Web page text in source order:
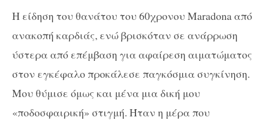
Η είδηση του θανάτου του 60χρονου Maradona από
ανακοπή καρδιάς, ενώ βρισκόταν σε ανάρρωση
ύστερα από επέμβαση για αφαίρεση αιματώματος
στον εγκέφαλο προκάλεσε παγκόσμια συγκίνηση.
Μου θύμισε όμως και μένα μια δική μου
«ποδοσφαιρική» στιγμή. Ήταν η μέρα που